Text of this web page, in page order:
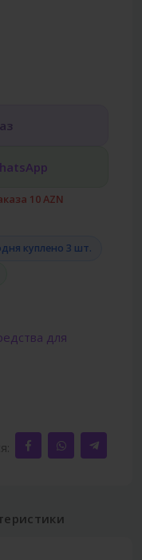
10 AZN
куплено 3 шт.
для